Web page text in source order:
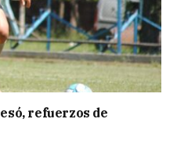
refuerzos de